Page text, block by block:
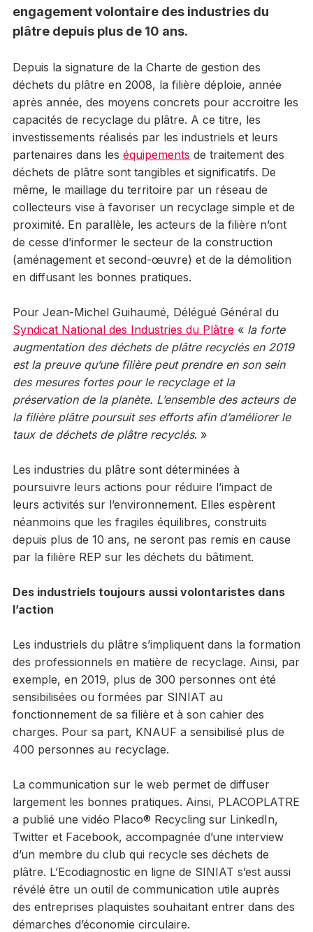
engagement volontaire des industries du
plâtre depuis plus de 10 ans.
Depuis la signature de la Charte de gestion des
déchets du plâtre en 2008, la filière déploie, année
après année, des moyens concrets pour accroitre les
capacités de recyclage du plâtre. A ce titre, les
investissements réalisés par les industriels et leurs
partenaires dans les équipements de traitement des
déchets de plâtre sont tangibles et significatifs. De
même, le maillage du territoire par un réseau de
collecteurs vise à favoriser un recyclage simple et de
proximité. En parallèle, les acteurs de la filière n’ont
de cesse d’informer le secteur de la construction
(aménagement et second-œuvre) et de la démolition
en diffusant les bonnes pratiques.
Pour Jean-Michel Guihaumé, Délégué Général du
Syndicat National des Industries du Plâtre«la forte
augmentation des déchets de plâtre recyclés en 2019
est la preuve qu’une filière peut prendre en son sein
des mesures fortes pour le recyclage et la
préservation de la planète. L’ensemble des acteurs de
la filière plâtre poursuit ses efforts afin d’améliorer le
taux de déchets de plâtre recyclés. »
Les industries du plâtre sont déterminées à
poursuivre leurs actions pour réduire l’impact de
leurs activités sur l’environnement. Elles espèrent
néanmoins que les fragiles équilibres, construits
depuis plus de 10 ans, ne seront pas remis en cause
par la filière REP sur les déchets du bâtiment.
Des industriels toujours aussi volontaristes dans
l’action
Les industriels du plâtre s’impliquent dans la formation
des professionnels en matière de recyclage. Ainsi, par
exemple, en 2019, plus de 300 personnes ont été
sensibilisées ou formées par SINIAT au
fonctionnement de sa filière et à son cahier des
charges. Pour sa part, KNAUF a sensibilisé plus de
400 personnes au recyclage.
La communication sur le web permet de diffuser
largement les bonnes pratiques. Ainsi, PLACOPLATRE
a publié une vidéo Placo® Recycling sur LinkedIn,
Twitter et Facebook, accompagnée d’une interview
d’un membre du club qui recycle ses déchets de
plâtre. L’Ecodiagnostic en ligne de SINIAT s’est aussi
révélé être un outil de communication utile auprès
des entreprises plaquistes souhaitant entrer dans des
démarches d’économie circulaire.